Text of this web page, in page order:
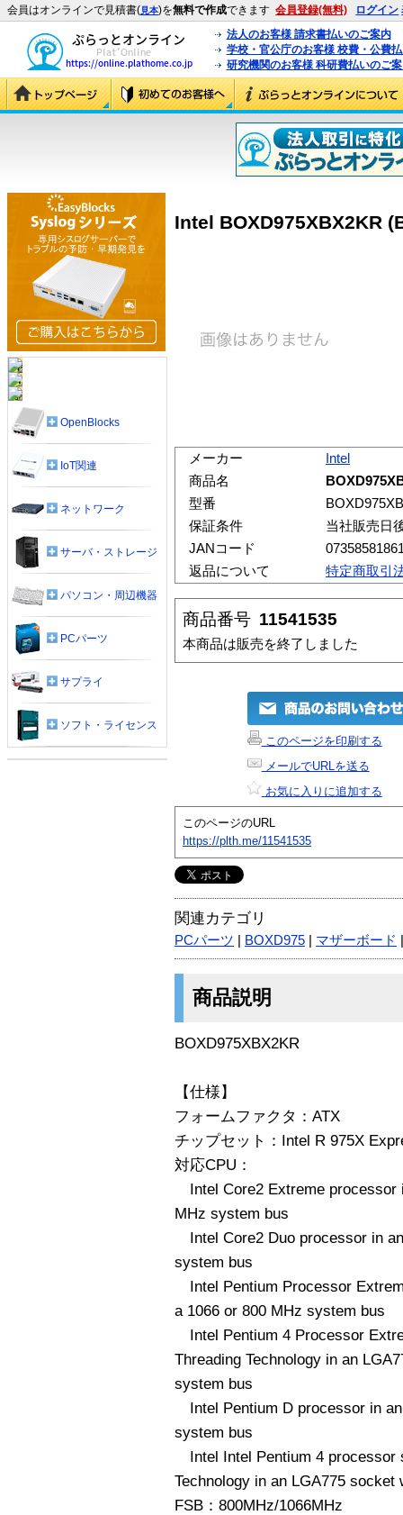
会員はオンラインで見積書(見本)を無料で作成できます 会員登録(無料) ログイン
法人のお客様 請求書払いのご案内
学校・官公庁のお客様 校費・公費
研究機関のお客様 科研費払いのご
Intel BOXD975XBX2KR
メーカー
Intel
商品名
型番
保証条件
当社販売日
JANコード
返品について
特定商取引
商品番号 11541535
本商品は販売を終了しました
このページを印刷する
メールでURLを送る
お気に入りに追加する
このページのURL
https://plth.me/11541535
関連カテゴリ
PCパーツ BOXD975 マザーボード
商品説明
BOXD975XBX2KR
【仕様】
フォームファクタ：ATX
チップセット：Intel R 975X
対応CPU：
Intel Core2 Extreme processor
MHz system bus
Intel Core2 Duo processor in
system bus
Intel Pentium Processor
a 1066 or 800 MHz system bus
Intel Pentium 4 Processor
Threading Technology in an
system bus
Intel Pentium D processor in
system bus
Intel Intel Pentium 4 processor
Technology in an LGA775
FSB：800MHz/1066MHz
OpenBlocks
IoT関連
ネットワーク
サーバ・ストレージ
パソコン・周辺機器
PCパーツ
サプライ
ソフト・ライセンス